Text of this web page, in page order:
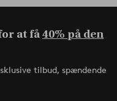
at få40% på den
tilbud, spændende